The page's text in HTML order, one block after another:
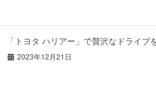
「トヨタ ハリアー」で贅沢なドライブ
2023年12月21日